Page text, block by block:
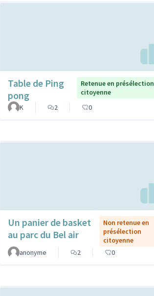
Table de Ping
pong
Retenue en présélection
citoyenne
K
2 0
Un panier de basket
au parc du Bel air
Non retenue en
présélection
citoyenne
anonyme
2 0